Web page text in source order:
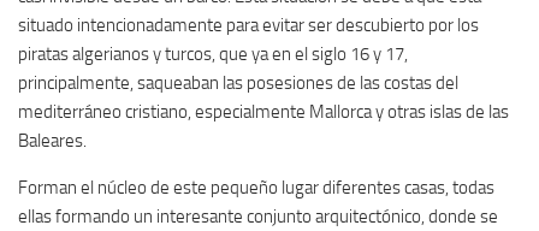
situado intencionadamente para evitar ser descubierto por los
piratas algerianos y turcos, que ya en el siglo 16 y 17,
principalmente, saqueaban las posesiones de las costas del
mediterráneo cristiano, especialmente Mallorca y otras islas de las
Baleares.
Forman el núcleo de este pequeño lugar diferentes casas, todas
ellas formando un interesante conjunto arquitectónico, donde se